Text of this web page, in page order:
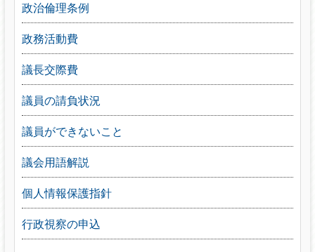
政治倫理条例
政務活動費
議長交際費
議員の請負状況
議員ができないこと
議会用語解説
個人情報保護指針
行政視察の申込